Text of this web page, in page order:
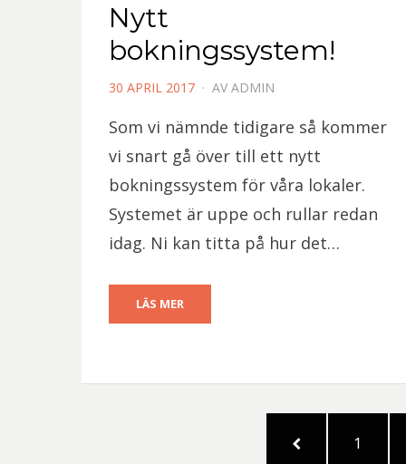
Nytt
bokningssystem!
PUBLICERAD
30 APRIL 2017 AV ADMIN
Som vi nämnde tidigare så kommer
vi snart gå över till ett nytt
bokningssystem för våra lokaler.
Systemet är uppe och rullar redan
idag. Ni kan titta på hur det…
LÄS MER
FÖREGÅENDE
SIDA
1